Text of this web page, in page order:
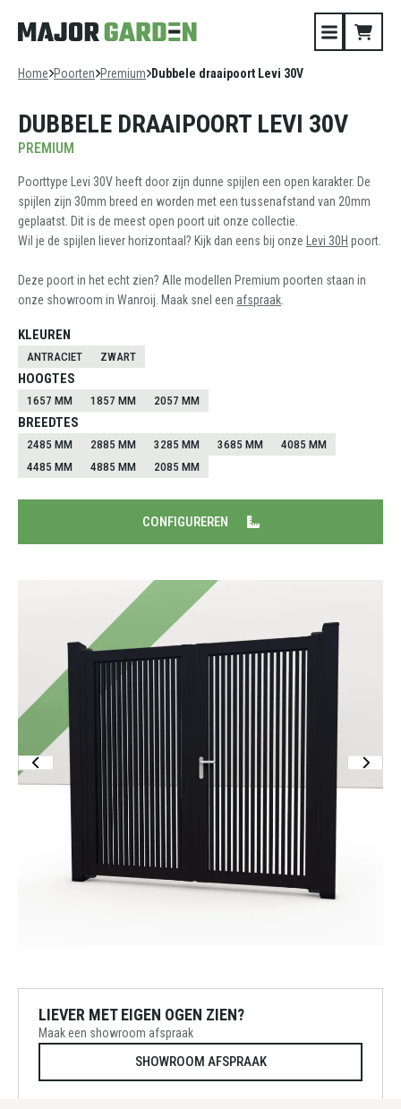
Home Poorten Premium Dubbele draaipoort Levi 30V
DUBBELE DRAAIPOORT LEVI 30V
PREMIUM
Poorttype Levi 30V heeft door zijn dunne spijlen een open karakter. De
spijlen zijn 30mm breed en worden met een tussenafstand van 20mm
geplaatst. Dit is de meest open poort uit onze collectie.
Wil je de spijlen liever horizontaal? Kijk dan eens bij onze
Levi 30H poort.
Deze poort in het echt zien? Alle modellen Premium poorten staan in
onze showroom in Wanroij. Maak snel een afspraak
KLEUREN
ANTRACIET ZWART
HOOGTES
1657 MM 1857 MM 2057 MM
BREEDTES
2485 MM 2885 MM 3285 MM 3685 MM
4085 MM
4485 MM
4885 MM 2085 MM
CONFIGUREREN
LIEVER MET EIGEN OGEN ZIEN?
Maak een showroom afspraak
SHOWROOM AFSPRAAK